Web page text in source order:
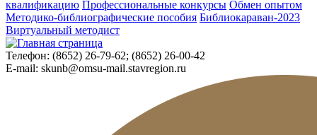
квалификацию Профессиональные конкурсы Обмен опытом
Методико-библиографические пособия Библиокараван-2023
Виртуальный методист
Телефон: (8652) 26-79-62; (8652) 26-00-42
E-mail: skunb@omsu-mail.stavregion.ru